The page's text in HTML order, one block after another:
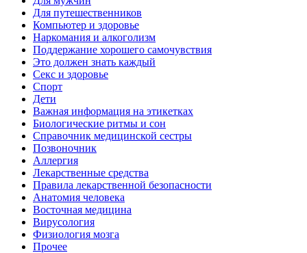
Для путешественников
Компьютер и здоровье
Наркомания и алкоголизм
Поддержание хорошего самочувствия
Это должен знать каждый
Секс и здоровье
Спорт
Дети
Важная информация на этикетках
Биологические ритмы и сон
Справочник медицинской сестры
Позвоночник
Аллергия
Лекарственные средства
Правила лекарственной безопасности
Aнатомия человека
Восточная медицина
Вирусология
Физиология мозга
Прочее